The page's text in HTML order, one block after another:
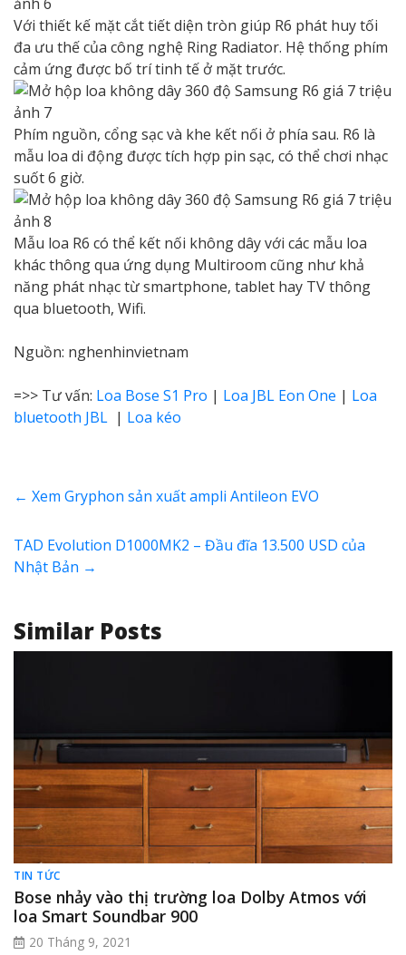
Với thiết kế mặt cắt tiết diện tròn giúp R6 phát huy tối
đa ưu thế của công nghệ Ring Radiator. Hệ thống phím
cảm ứng được bố trí tinh tế ở mặt trước.
Phím nguồn, cổng sạc và khe kết nối ở phía sau. R6 là
mẫu loa di động được tích hợp pin sạc, có thể chơi nhạc
suốt 6 giờ.
Mẫu loa R6 có thể kết nối không dây với các mẫu loa
khác thông qua ứng dụng Multiroom cũng như khả
năng phát nhạc từ smartphone, tablet hay TV thông
qua bluetooth, Wifi.
Nguồn: nghenhinvietnam
=>> Tư vấn: Loa Bose S1 Pro | Loa JBL Eon One | Loa
bluetooth JBL | Loa kéo
← Xem Gryphon sản xuất ampli Antileon EVO
TAD Evolution D1000MK2 – Đầu đĩa 13.500 USD của
Nhật Bản →
Similar Posts
TIN TỨC
Bose nhảy vào thị trường loa Dolby Atmos với
loa Smart Soundbar 900
20 Tháng 9, 2021